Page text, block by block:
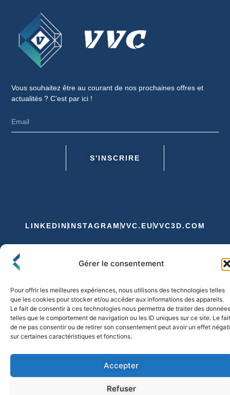
Gérer le consentement
Pour offrir les meilleures expériences, nous utilisons des technologies telles
que les cookies pour stocker et/ou accéder aux informations des appareils.
Le fait de consentir à ces technologies nous permettra de traiter des données
telles que le comportement de navigation ou les ID uniques sur ce site. Le fait
de ne pas consentir ou de retirer son consentement peut avoir un effet
sur certaines caractéristiques et fonctions.
Accepter
Refuser
Vous souhaitez être au courant de nos prochaines offres et
actualités ? C’est par ici !
S'INSCRIRE
LINKEDIN INSTAGRAM VVC.EUVVC3D.COM
Politique de Confidentialité et de CookiesExpédition et Livraison
© 2026 FLO & CO. All Rights Reserved